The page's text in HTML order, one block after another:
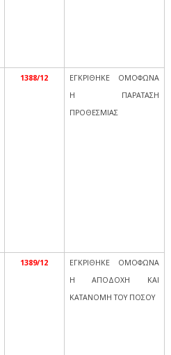
1388/12
ΕΓΚΡΙΘΗΚΕ ΟΜΟΦΩΝΑ
Η ΠΑΡΑΤΑΣΗ
ΠΡΟΘΕΣΜΙΑΣ
1389/12
ΕΓΚΡΙΘΗΚΕ ΟΜΟΦΩΝΑ
Η ΑΠΟΔΟΧΗ ΚΑΙ
ΚΑΤΑΝΟΜΗ ΤΟΥ ΠΟΣΟΥ